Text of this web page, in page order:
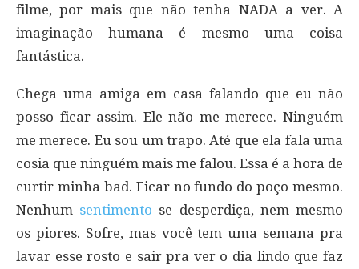
filme, por mais que não tenha NADA a ver. A
imaginação humana é mesmo uma coisa
fantástica.
Chega uma amiga em casa falando que eu não
posso ficar assim. Ele não me merece. Ninguém
me merece. Eu sou um trapo. Até que ela fala uma
cosia que ninguém mais me falou. Essa é a hora de
curtir minha bad. Ficar no fundo do poço mesmo.
Nenhum sentimento se desperdiça, nem mesmo
os piores. Sofre, mas você tem uma semana pra
lavar esse rosto e sair pra ver o dia lindo que faz